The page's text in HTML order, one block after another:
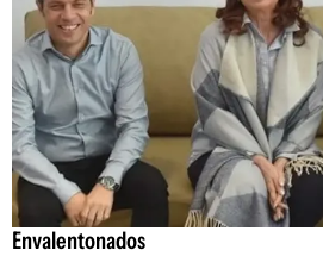
Envalentonados